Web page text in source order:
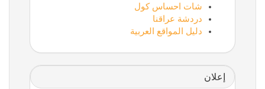
شات احساس كول
دردشة عراقنا
دليل المواقع العربية
إعلان